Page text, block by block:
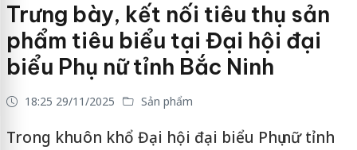
Trưng bày, kết nối tiêu thụ sản
phẩm tiêu biểu tại Đại hội đại
biểu Phụ nữ tỉnh Bắc Ninh
18:25 29/11/2025 Sản phẩm
Trong khuôn khổ Đại hội đại biểu Phụ nữ tỉnh